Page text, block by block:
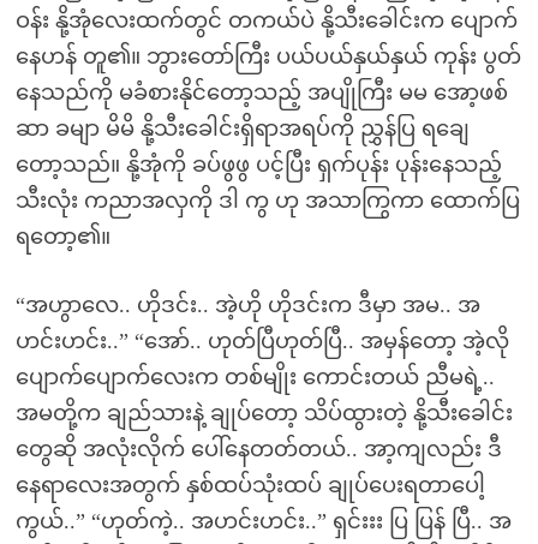
ဝန်း နို့အုံလေးထက်တွင် တကယ်ပဲ နို့သီးခေါင်းက ပျောက်
နေဟန် တူ၏။ ဘွားတော်ကြီး ပယ်ပယ်နှယ်နှယ် ကုန်း ပွတ်
နေသည်ကို မခံစားနိုင်တော့သည့် အပျိုကြီး မမ အော့ဖစ်
ဆာ ခမျာ မိမိ နို့သီးခေါင်းရှိရာအရပ်ကို ညွှန်ပြ ရချေ
တော့သည်။ နို့အုံကို ခပ်ဖွဖွ ပင့်ပြီး ရှက်ပုန်း ပုန်းနေသည့်
သီးလုံး ကညာအလှကို ဒါ ကွ ဟု အသာကြွကာ ထောက်ပြ
ရတော့၏။
“အဟွာလေ.. ဟိုဒင်း.. အဲ့ဟို ဟိုဒင်းက ဒီမှာ အမ.. အ
ဟင်းဟင်း..” “အော်.. ဟုတ်ပြီဟုတ်ပြီ.. အမှန်တော့ အဲ့လို
ပျောက်ပျောက်လေးက တစ်မျိုး ကောင်းတယ် ညီမရဲ့..
အမတို့က ချည်သားနဲ့ ချုပ်တော့ သိပ်ထွားတဲ့ နို့သီးခေါင်း
တွေဆို အလုံးလိုက် ပေါ်နေတတ်တယ်.. အာ့ကျလည်း ဒီ
နေရာလေးအတွက် နှစ်ထပ်သုံးထပ် ချုပ်ပေးရတာပေါ့
ကွယ်..” “ဟုတ်ကဲ့.. အဟင်းဟင်း..” ရှင်းးး ပြ ပြန် ပြီ.. အ